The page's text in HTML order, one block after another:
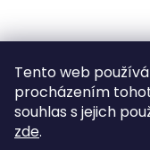
Tento web
procházením
souhlas s jejich
zde.